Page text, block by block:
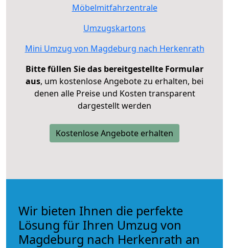
Möbelmitfahrzentrale
Umzugskartons
Mini Umzug von Magdeburg nach Herkenrath
Bitte füllen Sie das bereitgestellte Formular
aus, um kostenlose Angebote zu erhalten, bei
denen alle Preise und Kosten transparent
dargestellt werden
Kostenlose Angebote erhalten
Wir bieten Ihnen die perfekte
Lösung für Ihren Umzug von
Magdeburg nach Herkenrath an